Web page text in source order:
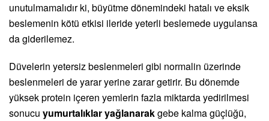
unutulmamalıdır ki, büyütme dönemindeki hatalı ve eksik
beslemenin kötü etkisi ileride yeterli beslemede uygulansa
da giderilemez.
Düvelerin yetersiz beslenmeleri gibi normalin üzerinde
beslenmeleri de yarar yerine zarar getirir. Bu dönemde
yüksek protein içeren yemlerin fazla miktarda yedirilmesi
sonucu yumurtalıklar yağlanarakgebe kalma güçlüğü,